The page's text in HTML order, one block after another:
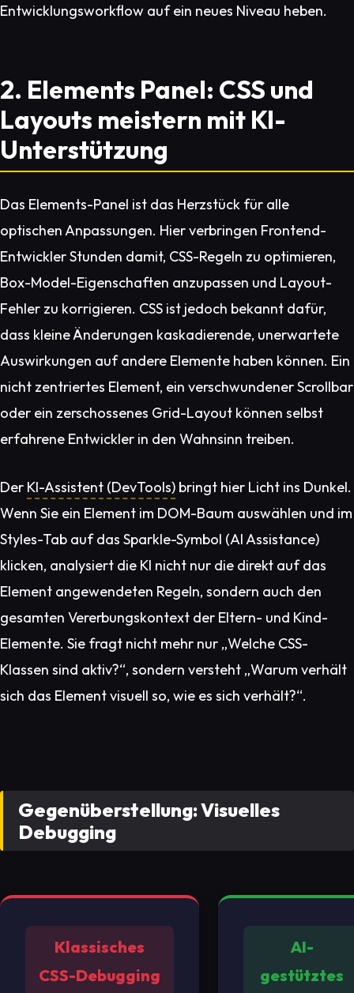
Entwicklungsworkflow auf ein neues Niveau heben.
2. Elements Panel: CSS und
Layouts meistern mit KI-
Unterstützung
Das Elements-Panel ist das Herzstück für alle
optischen Anpassungen. Hier verbringen Frontend-
Entwickler Stunden damit, CSS-Regeln zu optimieren,
Box-Model-Eigenschaften anzupassen und Layout-
Fehler zu korrigieren. CSS ist jedoch bekannt dafür,
dass kleine Änderungen kaskadierende, unerwartete
Auswirkungen auf andere Elemente haben können. Ein
nicht zentriertes Element, ein verschwundener Scrollbar
oder ein zerschossenes Grid-Layout können selbst
erfahrene Entwickler in den Wahnsinn treiben.
Der KI-Assistent (DevTools) bringt hier Licht ins Dunkel.
Wenn Sie ein Element im DOM-Baum auswählen und im
Styles-Tab auf das Sparkle-Symbol (AI Assistance)
klicken, analysiert die KI nicht nur die direkt auf das
Element angewendeten Regeln, sondern auch den
gesamten Vererbungskontext der Eltern- und Kind-
Elemente. Sie fragt nicht mehr nur „Welche CSS-
Klassen sind aktiv?“, sondern versteht „Warum verhält
sich das Element visuell so, wie es sich verhält?“.
Gegenüberstellung: Visuelles
Debugging
Klassisches
CSS-Debugging
AI-
gestütztes